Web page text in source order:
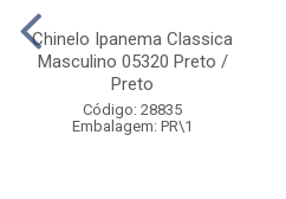
Chinelo Ipanema Classica
Masculino 05320 Preto /
Preto
Código: 28835
Embalagem: PR\1